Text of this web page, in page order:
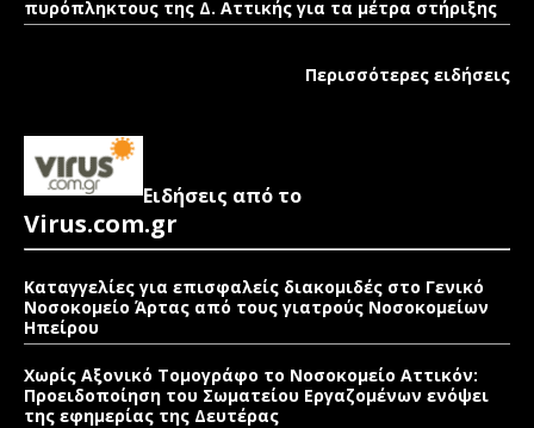
πυρόπληκτους της Δ. Αττικής για τα μέτρα στήριξης
Περισσότερες ειδήσεις
Ειδήσεις από το
Virus.com.gr
Καταγγελίες για επισφαλείς διακομιδές στο Γενικό
Νοσοκομείο Άρτας από τους γιατρούς Νοσοκομείων
Ηπείρου
Χωρίς Αξονικό Τομογράφο το Νοσοκομείο Αττικόν:
Προειδοποίηση του Σωματείου Εργαζομένων ενόψει
της εφημερίας της Δευτέρας